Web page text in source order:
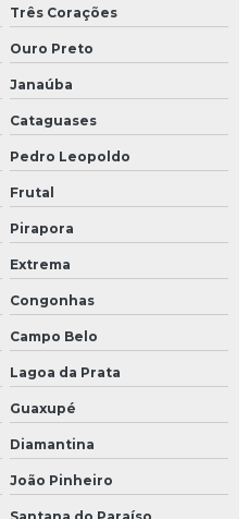
Três Corações
Ouro Preto
Janaúba
Cataguases
Pedro Leopoldo
Frutal
Pirapora
Extrema
Congonhas
Campo Belo
Lagoa da Prata
Guaxupé
Diamantina
João Pinheiro